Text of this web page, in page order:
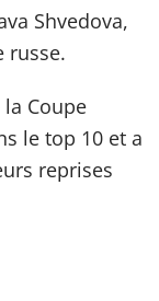
Shvedova,
russe.
Coupe
le top 10 et a
reprises